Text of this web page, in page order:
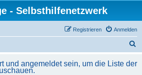
- Selbsthilfenetzwerk
Anmelden
Registrieren
und angemeldet sein, um die Liste der